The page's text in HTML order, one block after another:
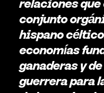
relaciones
conjunto
hispano
economías
ganaderas y
guerrera para